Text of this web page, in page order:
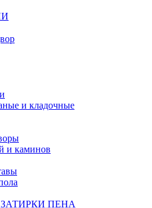
и кладочные
и каминов
ПЕНА